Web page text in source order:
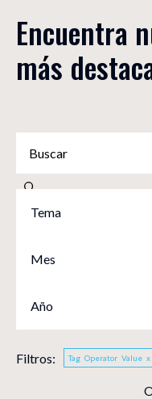
Encuentra
más
Tema
Mes
Año
Filtros: Tag Operator Value x